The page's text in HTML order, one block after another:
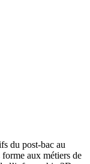
du post-bac au
aux métiers de